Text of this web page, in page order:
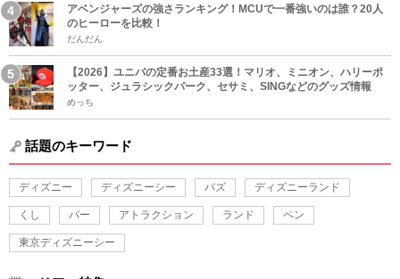
アベンジャーズの強さランキング！MCUで一番強いのは誰？20人
のヒーローを比較！
だんだん
【2026】ユニバの定番お土産33選！マリオ、ミニオン、ハリーポ
ッター、ジュラシックパーク、セサミ、SINGなどのグッズ情報
めっち
話題のキーワード
ディズニー ディズニーシー バズ ディズニーランド
くし バー アトラクション ランド ペン
東京ディズニーシー